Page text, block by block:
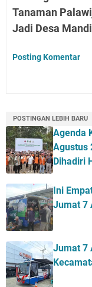
Tanaman
Jadi Desa
Posting Komentar
POSTINGAN LEBIH BARU
Agenda
Agustus
Dihadiri
Ini
Jumat 7
Jumat 7